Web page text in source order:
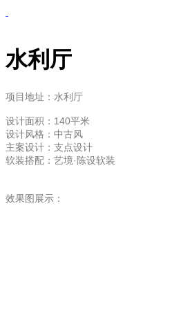
水利厅
项目地址：水利厅
设计面积：140平米
设计风格：中古风
主案设计：支点设计
软装搭配：艺境·陈设软装
效果图展示：